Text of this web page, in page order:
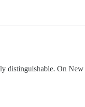
distinguishable. On